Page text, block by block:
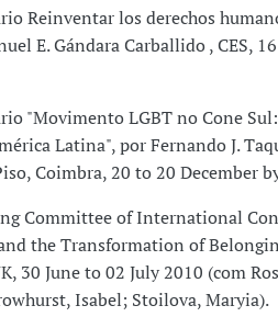
Reinventar los derechos
E. Gándara Carballido , CES,
"Movimento LGBT no Cone
Latina", por Fernando J.
Coimbra, 20 to 20 December
Committee of International
the Transformation of
30 June to 02 July 2010 (com
Isabel; Stoilova, Maryia).